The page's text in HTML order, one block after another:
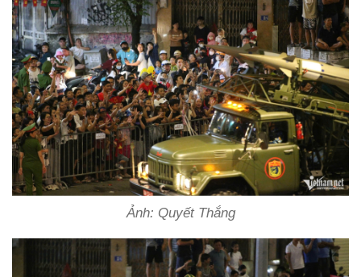
Ảnh: Quyết Thắng